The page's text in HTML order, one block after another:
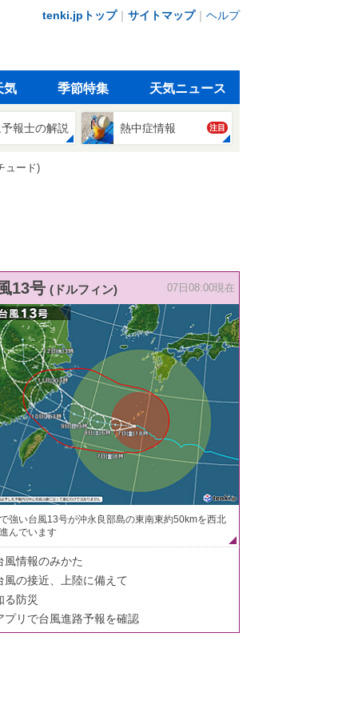
tenki.jpトップ｜ サイトマップ｜ ヘルプ
気 季節特集 天気ニュース
報士の解説 熱中症情報 注目
ュード)
13号 (ドルフィン) 07日08:00現在
強い台風13号が沖永良部島の東南東約50kmを西北
んでいます
風情報のみかた
風の接近、上陸に備えて
る防災
プリで台風進路予報を確認